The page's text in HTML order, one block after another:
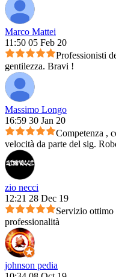
Marco Mattei
11:50 05 Feb 20
Professionisti
gentilezza. Bravi !
Massimo Longo
16:59 30 Jan 20
Competenza ,
velocità da parte del sig.
zio necci
12:21 28 Dec 19
Servizio ottimo
professionalità
johnson pedia